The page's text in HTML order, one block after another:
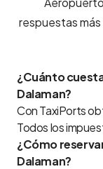
respuestas
¿Cuánto
Dalaman?
Con TaxiPorts
Todos los
¿Cómo
Dalaman?